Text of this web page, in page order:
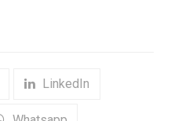
LinkedIn